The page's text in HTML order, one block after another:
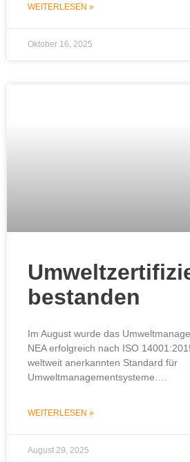
WEITERLESEN »
Oktober 16, 2025
bestanden
Im August wurde das
NEA erfolgreich nach ISO
weltweit anerkannten Standard für
Umweltmanagementsysteme….
WEITERLESEN »
August 29, 2025